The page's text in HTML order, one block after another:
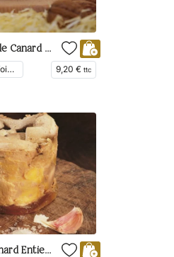
Bloc de Foie Gras de Canard du Périgord au Poivre de Timut
Foies Gras, Bloc de foie gras, En Vedette 9,20 € ttc
Le Foie Gras de Canard Entier du Périgord